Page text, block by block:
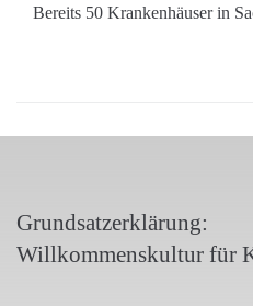
Bereits 50 Krankenhäuser in
Grundsatzerklärung:
Willkommenskultur für